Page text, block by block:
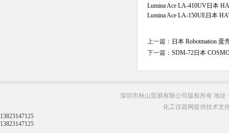
Lumina Ace LA-410UV日本
Lumina Ace LA-150UE日本
上一篇： 日本 Robotmation 蛋
下一篇： SDM-72日本
深圳市秋山贸易有限公司版权所有 地址
化工仪器网提供技术支
13823147125
13823147125